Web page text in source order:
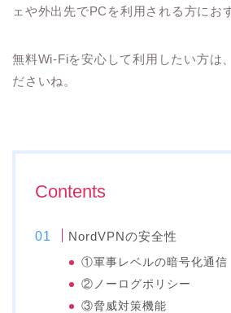
ェや外出先でPCを利用される方にお
無料Wi-Fiを安心して利用したい方は
ださいね。
Contents
NordVPNの安全性
①軍事レベルの暗号化通信
②ノーログポリシー
③脅威対策機能